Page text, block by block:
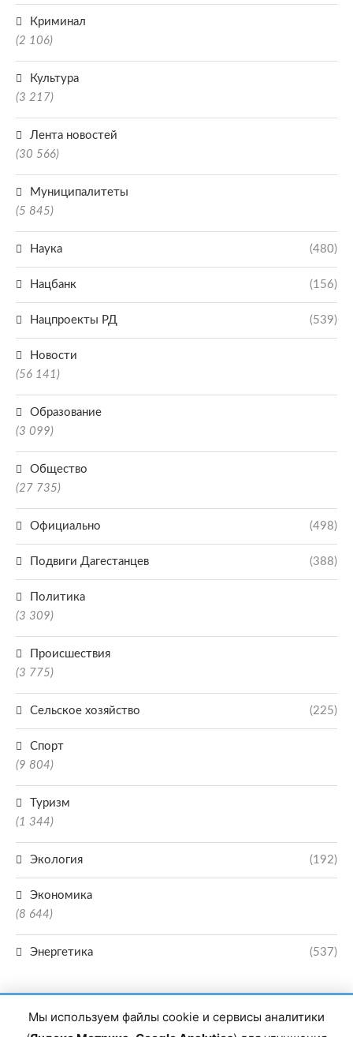
Криминал
(2 106)
Культура
(3 217)
Лента новостей
(30 566)
Муниципалитеты
(5 845)
Наука (480)
Нацбанк (156)
Нацпроекты РД (539)
Новости
(56 141)
Образование
(3 099)
Общество
(27 735)
Официально (498)
Подвиги Дагестанцев (388)
Политика
(3 309)
Происшествия
(3 775)
Сельское хозяйство (225)
Спорт
(9 804)
Туризм
(1 344)
Экология (192)
Экономика
(8 644)
Энергетика (537)
Мы используем файлы cookie и сервисы аналитики